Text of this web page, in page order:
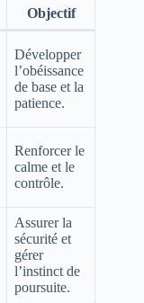
Objectif
Développer
l’obéissance
de base et la
patience.
Renforcer le
calme et le
contrôle.
Assurer la
sécurité et
gérer
l’instinct de
poursuite.